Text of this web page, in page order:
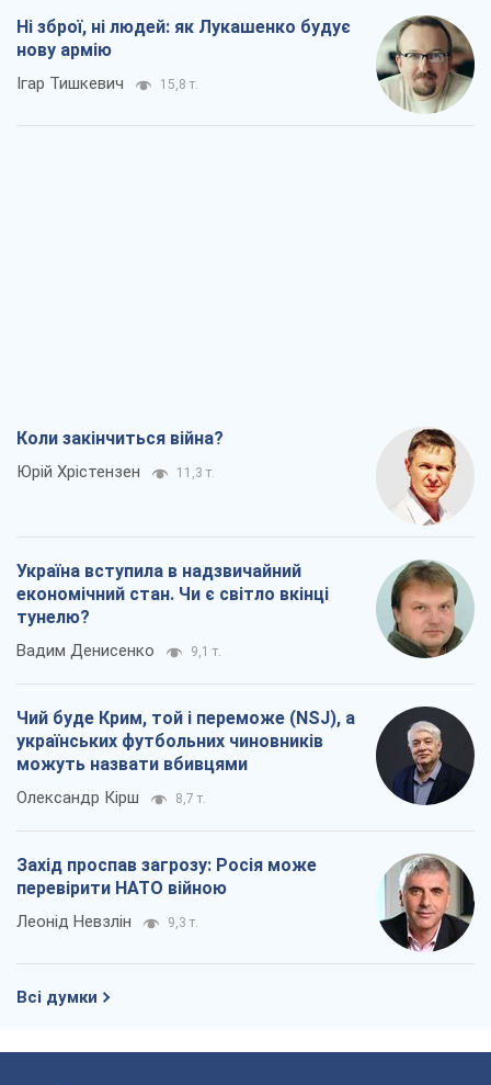
Ні зброї, ні людей: як Лукашенко будує
нову армію
Ігар Тишкевич 15,8 т.
Коли закінчиться війна?
Юрій Хрістензен 11,3 т.
Україна вступила в надзвичайний
економічний стан. Чи є світло вкінці
тунелю?
Вадим Денисенко 9,1 т.
Чий буде Крим, той і переможе (NSJ), а
українських футбольних чиновників
можуть назвати вбивцями
Олександр Кірш 8,7 т.
Захід проспав загрозу: Росія може
перевірити НАТО війною
Леонід Невзлін 9,3 т.
Всі думки